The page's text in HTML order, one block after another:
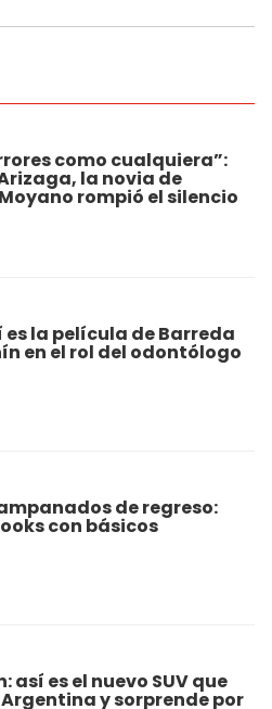
como cualquiera”:
la novia de
rompió el silencio
es la película de Barreda
en el rol del odontólogo
de regreso:
con básicos
así es el nuevo SUV que
y sorprende por